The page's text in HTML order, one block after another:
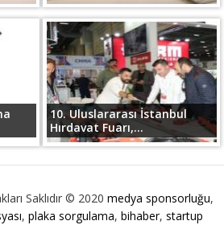
10. Uluslararası İstanbul
Hırdavat Fuarı,...
Saklıdır © 2020 medya sponsorluğu,
, plaka sorgulama, bihaber, startup